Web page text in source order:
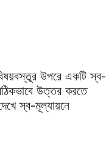
উপরে একটি স্ব-
উত্তর করতে
স্ব-মূল্যায়নে